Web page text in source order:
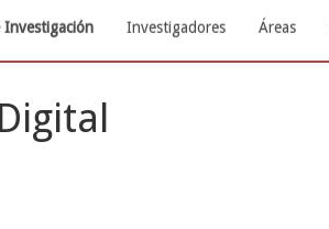
Investigación Investigadores Áreas